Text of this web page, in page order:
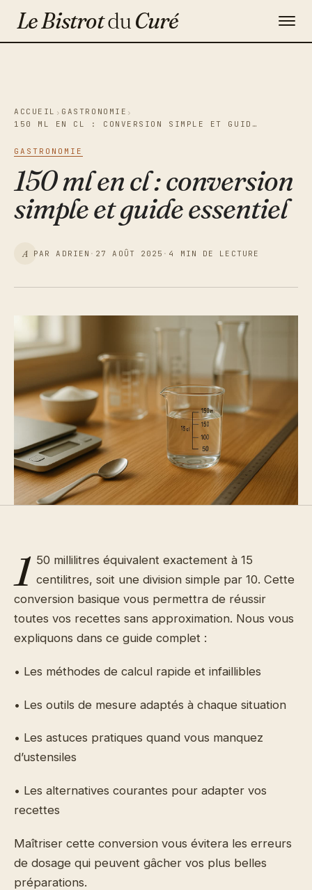
Le BistrotduCuré
Maison & Décoration
Contact
Newsletter
ACCUEIL › GASTRONOMIE ›
150 ML EN CL : CONVERSION SIMPLE ET GUID…
GASTRONOMIE
150 ml en cl : conversion
simple et guide essentiel
A PAR ADRIEN · 27 AOÛT 2025 · 4 MIN DE LECTURE
1 50 millilitres équivalent exactement à 15
centilitres, soit une division simple par 10. Cette
conversion basique vous permettra de réussir
toutes vos recettes sans approximation. Nous vous
expliquons dans ce guide complet :
• Les méthodes de calcul rapide et infaillibles
• Les outils de mesure adaptés à chaque situation
• Les astuces pratiques quand vous manquez
d’ustensiles
• Les alternatives courantes pour adapter vos
recettes
Maîtriser cette conversion vous évitera les erreurs
de dosage qui peuvent gâcher vos plus belles
préparations.